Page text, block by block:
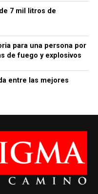
7 mil litros de
para una persona por
de fuego y explosivos
entre las mejores